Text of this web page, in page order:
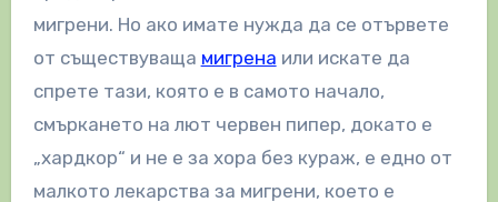
мигрени. Но ако имате нужда да се отървете
от съществуваща мигрена или искате да
спрете тази, която е в самото начало,
смъркането на лют червен пипер, докато е
„хардкор“ и не е за хора без кураж, е едно от
малкото лекарства за мигрени, което е